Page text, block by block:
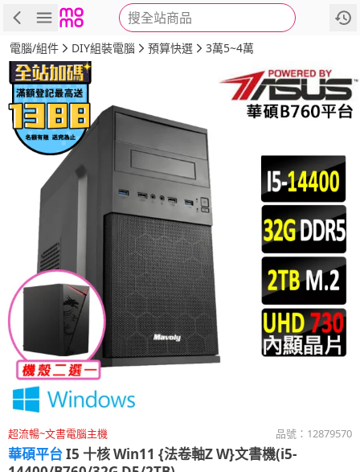
搜全站商品
商品 評價 詳情
電腦/組件 DIY組裝電腦 預算快選 3萬5~4萬
超流暢~文書電腦主機 品號： 12879570
華碩平台I5 十核 Win11 {法卷軸Z W}文書機(i5-